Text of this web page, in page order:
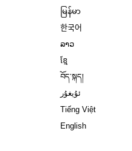
မြန်မာ
한국어
ລາວ
ខ្មែ
བོད་སྐད།
ئۇيغۇر
Tiếng Việt
English